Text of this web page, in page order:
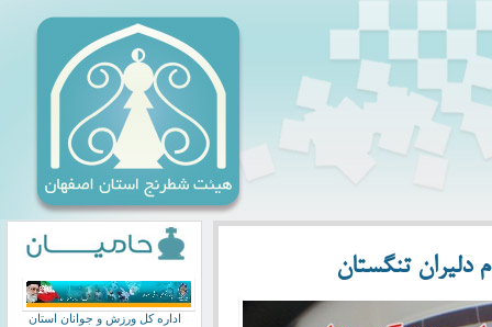
دليران تنگستان
اداره کل ورزش و جوانان استان